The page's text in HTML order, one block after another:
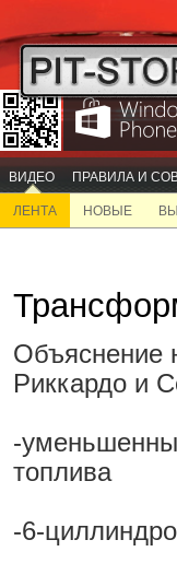
ВИДЕО ПРАВИЛА И
ЛЕНТА НОВЫЕ
Объяснение
Риккардо и
-
топлива
-6-